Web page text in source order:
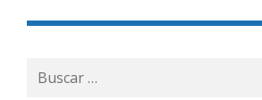
Buscar
por: